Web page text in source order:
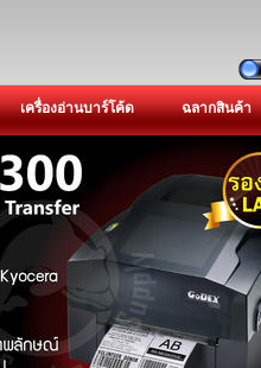
เครื่องอ่านบาร์โค้ด ฉลากสินค้า